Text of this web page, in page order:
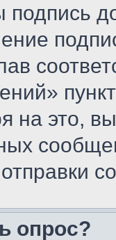
подпись
на это,
опрос?